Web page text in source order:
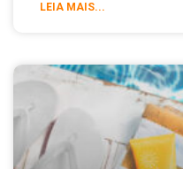
LEIA MAIS...